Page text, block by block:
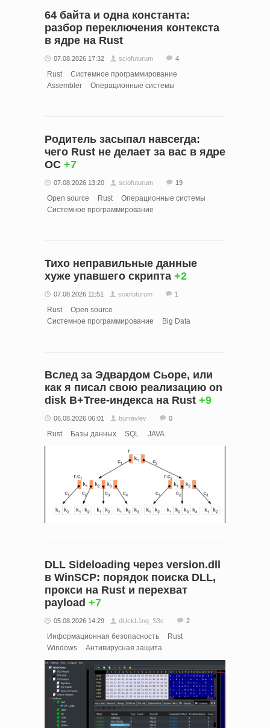
64 байта и одна константа:
разбор переключения контекста
в ядре на Rust
07.08.2026 17:32 sciofuturum 4
Rust
Системное программирование
Assembler
Операционные системы
Родитель засыпал навсегда:
чего Rust не делает за вас в ядре
ОС +7
07.08.2026 13:20 sciofuturum 19
Open source Rust
Операционные системы
Системное программирование
Тихо неправильные данные
хуже упавшего скрипта +2
07.08.2026 11:51 sciofuturum 1
Rust
Open source
Системное программирование
Big Data
Вслед за Эдвардом Сьоре, или
как я писал свою реализацию on
disk B+Tree-индекса на Rust +9
06.08.2026 06:01 burravlev 0
Rust Базы данных SQL JAVA
DLL Sideloading через version.dll
в WinSCP: порядок поиска DLL,
прокси на Rust и перехват
payload +7
05.08.2026 14:29 dUckL1ng_S3c 2
Информационная безопасность
Rust
Windows
Антивирусная защита